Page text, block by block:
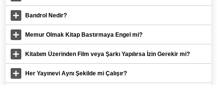
Bandrol Nedir?
Memur Olmak Kitap Bastırmaya Engel mi?
Kitabım Üzerinden Film veya Şarkı Yapılırsa İzin Gerekir mi?
Her Yayınevi Aynı Şekilde mi Çalışır?